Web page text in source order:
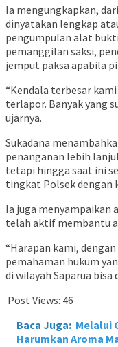
Ia mengungkapkan,
dinyatakan lengkap
pengumpulan alat
pemanggilan saksi,
jemput paksa apabila
“Kendala terbesar
terlapor. Banyak yang
ujarnya.
Sukadana
penanganan lebih
tetapi hingga saat ini
tingkat Polsek dengan
Ia juga menyampaikan
telah aktif membantu
“Harapan kami,
pemahaman hukum
di wilayah Saparua
Post Views: 46
Baca Juga: Melalui
Harumkan Aroma